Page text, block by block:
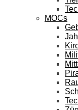
MOCs